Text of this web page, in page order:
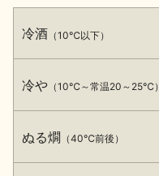
冷酒 （10℃以下）
冷や （10℃～常温20～25℃）
ぬる燗 （40℃前後）